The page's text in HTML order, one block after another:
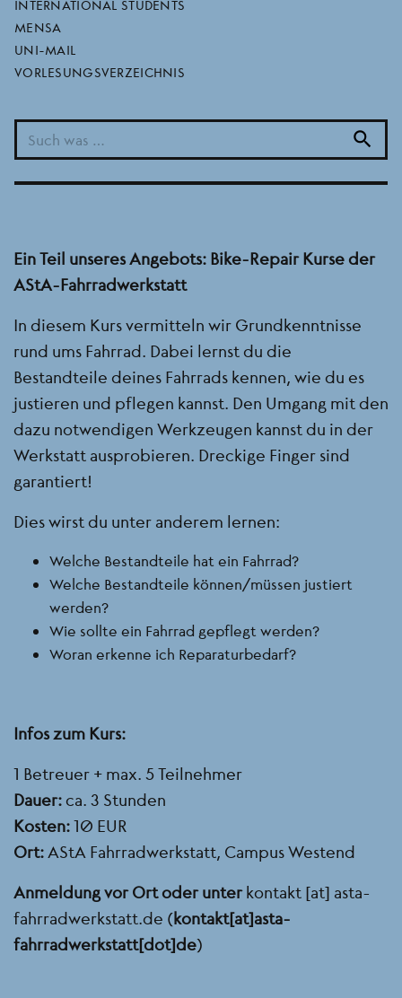
INTERNATIONAL STUDENTS
MENSA
UNI-MAIL
VORLESUNGSVERZEICHNIS
search
Fahrrad selbst reparieren und kleinere Ersatzteile
auch vor Ort kaufen.
Die AStA-Fahrradwerkstatt findest Du auf dem IG
des Seminarhauses. Sobald das neue
Studierendenhaus gebaut sein wird, wird die
Fahrradwerkstatt dort Räume erhalten.
Ein Teil unseres Angebots: Bike-Repair Kurse der
AStA-Fahrradwerkstatt
In diesem Kurs vermitteln wir Grundkenntnisse
rund ums Fahrrad. Dabei lernst du die
Bestandteile deines Fahrrads kennen, wie du es
justieren und pflegen kannst. Den Umgang mit den
dazu notwendigen Werkzeugen kannst du in der
Werkstatt ausprobieren. Dreckige Finger sind
garantiert!
Dies wirst du unter anderem lernen:
Welche Bestandteile hat ein Fahrrad?
Welche Bestandteile können/müssen justiert
werden?
Wie sollte ein Fahrrad gepflegt werden?
Woran erkenne ich Reparaturbedarf?
Infos zum Kurs:
1 Betreuer + max. 5 Teilnehmer
Dauer:ca. 3 Stunden
Kosten:10 EUR
Ort: AStA Fahrradwerkstatt, Campus Westend
Anmeldung vor Ort oder unterkontakt [at] asta-
fahrradwerkstatt.de (kontakt[at]asta-
fahrradwerkstatt[dot]de)